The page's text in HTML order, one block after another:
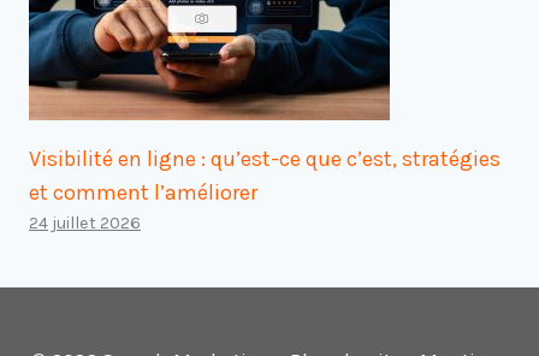
Visibilité en ligne : qu’est-ce que c’est, stratégies
et comment l’améliorer
24 juillet 2026